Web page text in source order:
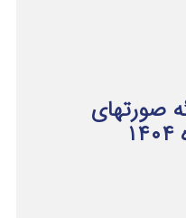
صورتهای